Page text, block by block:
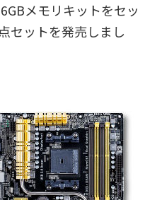
メモリキットをセッ
セットを発売しまし